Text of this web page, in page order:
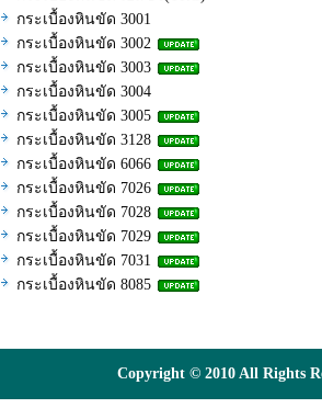
กระเบื้องหินขัด 3001
กระเบื้องหินขัด 3002
กระเบื้องหินขัด 3003
กระเบื้องหินขัด 3004
กระเบื้องหินขัด 3005
กระเบื้องหินขัด 3128
กระเบื้องหินขัด 6066
กระเบื้องหินขัด 7026
กระเบื้องหินขัด 7028
กระเบื้องหินขัด 7029
กระเบื้องหินขัด 7031
กระเบื้องหินขัด 8085
Copyright © 2010 All Rights